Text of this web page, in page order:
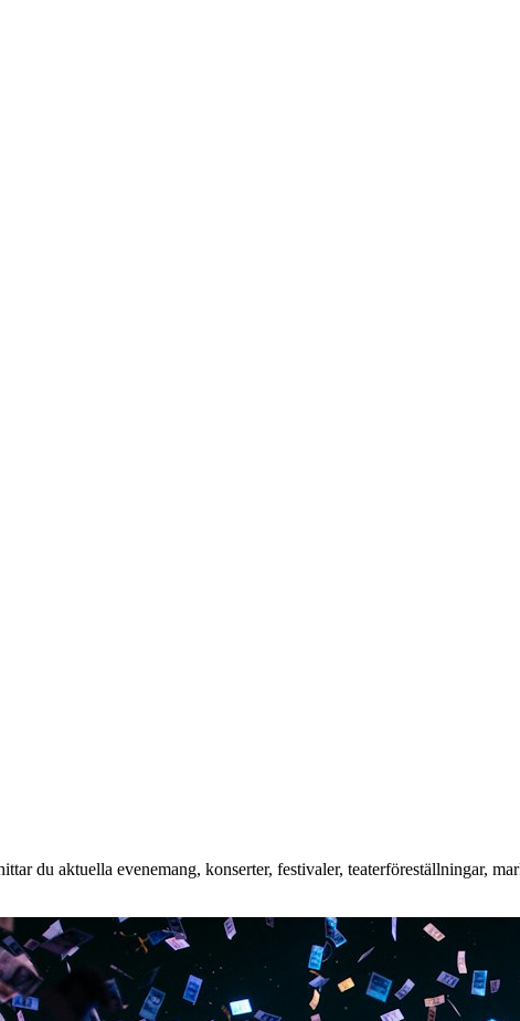
du aktuella evenemang, konserter, festivaler, teaterföreställningar,